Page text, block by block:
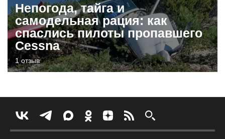
Непогода, тайга и
самодельная рация: как
спаслись пилоты пропавшего
Cessna
1 отзыв